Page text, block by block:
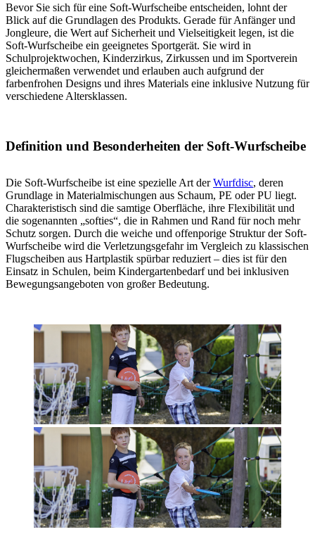
Bevor Sie sich für eine Soft-Wurfscheibe entscheiden, lohnt der
Blick auf die Grundlagen des Produkts. Gerade für Anfänger und
Jongleure, die Wert auf Sicherheit und Vielseitigkeit legen, ist die
Soft-Wurfscheibe ein geeignetes Sportgerät. Sie wird in
Schulprojektwochen, Kinderzirkus, Zirkussen und im Sportverein
gleichermaßen verwendet und erlauben auch aufgrund der
farbenfrohen Designs und ihres Materials eine inklusive Nutzung für
verschiedene Altersklassen.
Definition und Besonderheiten der Soft-Wurfscheibe
Die Soft-Wurfscheibe ist eine spezielle Art derWurfdisc, deren
Grundlage in Materialmischungen aus Schaum, PE oder PU liegt.
Charakteristisch sind die samtige Oberfläche, ihre Flexibilität und
die sogenannten „softies“, die in Rahmen und Rand für noch mehr
Schutz sorgen. Durch die weiche und offenporige Struktur der Soft-
Wurfscheibe wird die Verletzungsgefahr im Vergleich zu klassischen
Flugscheiben aus Hartplastik spürbar reduziert – dies ist für den
Einsatz in Schulen, beim Kindergartenbedarf und bei inklusiven
Bewegungsangeboten von großer Bedeutung.